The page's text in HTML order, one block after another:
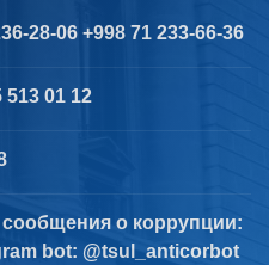
28-06 +998 71 233-66-36
01 12
о коррупции:
bot: @tsul_anticorbot